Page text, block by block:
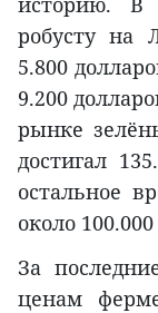
робусту на
5.800
9.200
рынке
достигал
остальное
около
За
ценам